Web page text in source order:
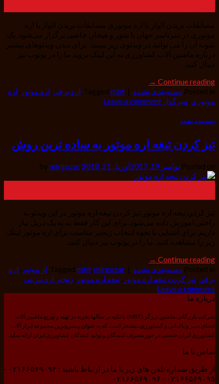
مسابقات بریدن الوار با اره موتوری مسابقات بریدن الوار با اره
موتوری در سرتاسر جهان با شور و هیجان خاصی برگزار می‌شود. یک
نمونه آن را می ‌توانید در ویدئوی زیر ببینید. برای دیدن ویدئوهای بیشتر
درباره ماشین آلات کشاورزی به این لینک بروید ما را در یوتوب نیز
دنبال کنید.
Continue reading
→
Posted in دسته‌بندی نشده |
Tagged mbt اره برقی اره موتور
اره
موتوری میرگذار Leave a comment
دسته‌بندی نشده
تیز کردن تیغه اره موتور به ساده ترین روش
Posted on نوامبر 19, 2017 آوریل 21, 2018 mirgozar
تیز کردن تیغه اره موتور تیز کردن تیغه اره موتور در این ویدئو به
راحتی اموزش داده می‌شود. برای این کار فقط به به یک دریل نیاز
داریم. برای آشنایی با نحوه انتخاب زنجیر مناسب برای اره موتور لینک
زیر را مشاهده کنید. ما را در یوتوب نیز دنبال کنید.
Continue reading
→
Posted in دسته‌بندی نشده |
Tagged mbt mirgozar ار موتور
اره
برقی تیز کردن تیغه اره موتور تیغه اره موتور
زنجیر اره بنزینی
Leave a comment
درباره ما
شرکت بازرگانی ماشین برزگر (MBT) با تکیه بر سالها تجربه در تهیه و توزیع ماشین آلات
فضای سبز و باغبانی و کشاورزی، مفتخر است که به عنوان پیشروترین مجموعه ابزار آلات
کشاورزی ایران خدمتی در خور مصرف کنندگان و تولید کنندگان کشاورزی ایران ارائه نماید.
تماس با ما
از طریق شماره تلفن های زیر با ما در ارتباط باشید : ۰۲۱۶۶۵۶۹۰۹۴ -
۰۲۱۶۶۵۶۹۰۹۵ - ۰۲۱۶۶۵۶۹۰۹۶